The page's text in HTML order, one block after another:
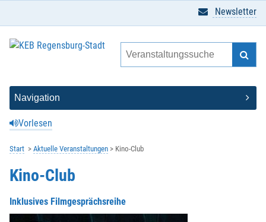
Vorlesen
Newsletter
Start Aktuelle Veranstaltungen Kino-Club
Kino-Club
Inklusives Filmgesprächsreihe